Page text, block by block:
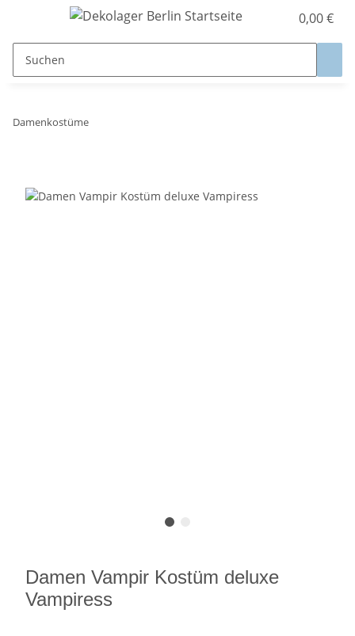
0,00 €
Damenkostüme
Damen Vampir Kostüm deluxe
Vampiress